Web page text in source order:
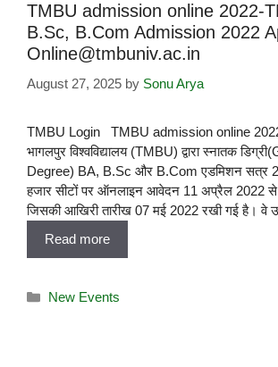
TMBU admission online 2022-
B.Sc, B.Com Admission 2022
Online@tmbuniv.ac.in
August 27, 2025 by Sonu Arya
TMBU Login TMBU admission online
भागलपुर विश्वविद्यालय (TMBU) द्वारा स्नातक
Degree) BA, B.Sc और B.Com एडमिशन सत्र
हजार सीटों पर ऑनलाइन आवेदन 11 अप्रैल 2022
जिसकी आखिरी तारीख 07 मई 2022 रखी गई है। वे
Read more
New Events